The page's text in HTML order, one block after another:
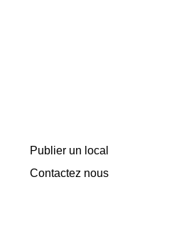
Publier un local
Contactez nous